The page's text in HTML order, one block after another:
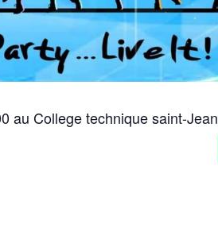
au College technique saint-Jean